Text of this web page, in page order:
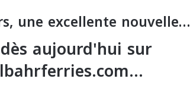
une excellente nouvelle…
aujourd'hui sur